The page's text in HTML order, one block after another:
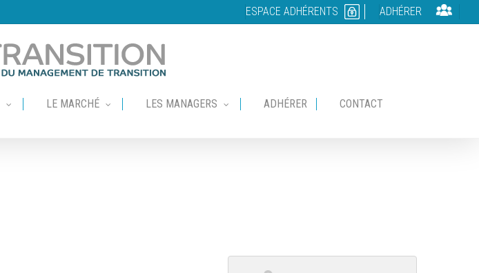
ESPACE ADHÉRENTS ADHÉRER
LE MARCHÉ LES MANAGERS ADHÉRER CONTACT